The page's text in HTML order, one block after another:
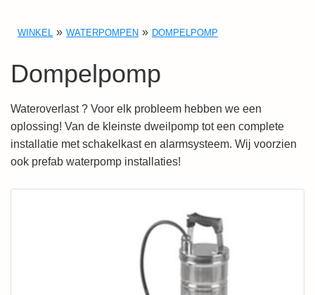
WINKEL WATERPOMPEN DOMPELPOMP
Dompelpomp
Wateroverlast ? Voor elk probleem hebben we een
oplossing! Van de kleinste dweilpomp tot een complete
installatie met schakelkast en alarmsysteem. Wij voorzien
ook prefab waterpomp installaties!